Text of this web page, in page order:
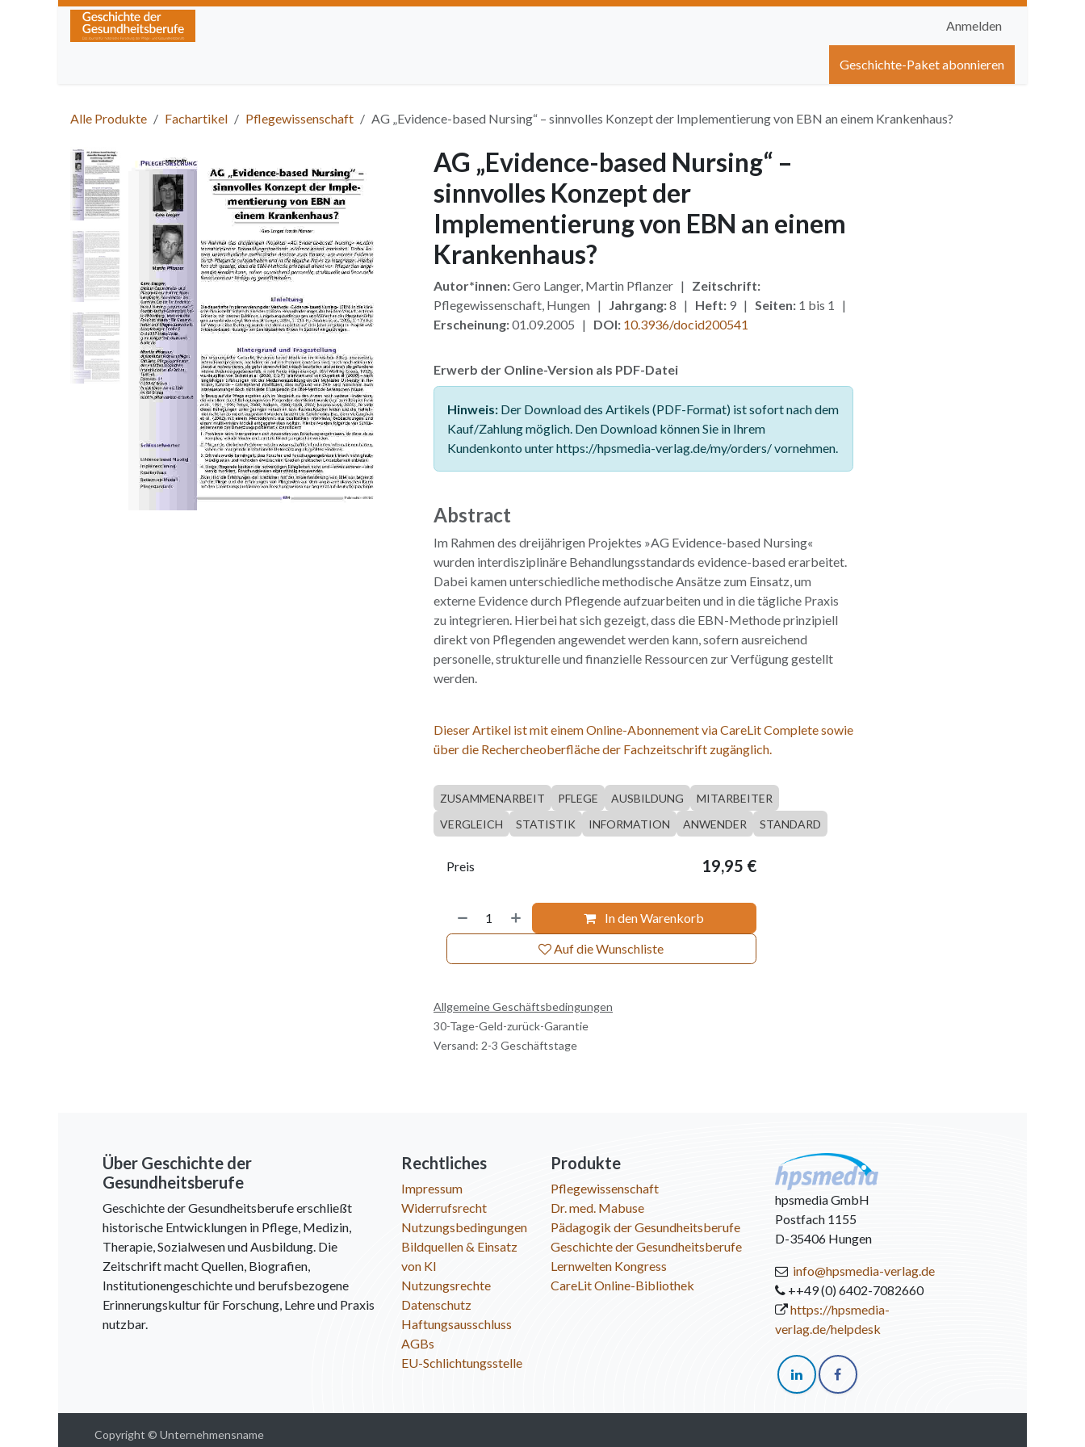
Zum Inhalt springen
Anmelden
Hilfe
Geschichte-Paket abonnieren
Alle Produkte Fachartikel Pflegewissenschaft AG „Evidence-based Nursing“ – sinnvolles Konzept der Implementierung von EBN an einem Krankenhaus?
AG „Evidence-based Nursing“ –
sinnvolles Konzept der
Implementierung von EBN an einem
Krankenhaus?
Autor*innen:Gero Langer, Martin Pflanzer | Zeitschrift:
Pflegewissenschaft, Hungen | Jahrgang:8 | Heft:9 | Seiten:1 bis 1 |
Erscheinung:01.09.2005 | DOI: 10.3936/docid200541
Erwerb der Online-Version als PDF-Datei
Hinweis:Der Download des Artikels (PDF-Format) ist sofort nach dem
Kauf/Zahlung möglich. Den Download können Sie in Ihrem
Kundenkonto unter https://hpsmedia-verlag.de/my/orders/ vornehmen.
Abstract
Im Rahmen des dreijährigen Projektes »AG Evidence-based Nursing«
wurden interdisziplinäre Behandlungsstandards evidence-based erarbeitet.
Dabei kamen unterschiedliche methodische Ansätze zum Einsatz, um
externe Evidence durch Pflegende aufzuarbeiten und in die tägliche Praxis
zu integrieren. Hierbei hat sich gezeigt, dass die EBN-Methode prinzipiell
direkt von Pflegenden angewendet werden kann, sofern ausreichend
personelle, strukturelle und finanzielle Ressourcen zur Verfügung gestellt
werden.
Dieser Artikel ist mit einem Online-Abonnement via CareLit Complete sowie
über die Rechercheoberfläche der Fachzeitschrift zugänglich.
ZUSAMMENARBEIT PFLEGE AUSBILDUNG
MITARBEITER
VERGLEICH
STATISTIK INFORMATION ANWENDER STANDARD
In den Warenkorb
Auf die Wunschliste
Preis 19,95 €
Allgemeine Geschäftsbedingungen
30-Tage-Geld-zurück-Garantie
Versand: 2-3 Geschäftstage
Über Geschichte der
Gesundheitsberufe
Geschichte der Gesundheitsberufe erschließt
historische Entwicklungen in Pflege, Medizin,
Therapie, Sozialwesen und Ausbildung. Die
Zeitschrift macht Quellen, Biografien,
Institutionengeschichte und berufsbezogene
Erinnerungskultur für Forschung, Lehre und Praxis
nutzbar.
Rechtliches
Impressum
Widerrufsrecht
Nutzungsbedingungen
Bildquellen & Einsatz
von KI
Nutzungsrechte
Datenschutz
Haftungsausschluss
AGBs
EU-Schlichtungsstelle
Produkte
Pflegewissenschaft
Dr. med. Mabuse
Pädagogik der Gesundheitsberufe
Geschichte der Gesundheitsberufe
Lernwelten Kongress
CareLit Online-Bibliothek
hpsmedia GmbH
Postfach 1155
D-35406 Hungen
info@hpsmedia-verlag.de
++49 (0) 6402-7082660
https://hpsmedia-
verlag.de/helpdesk
Copyright © Unternehmensname